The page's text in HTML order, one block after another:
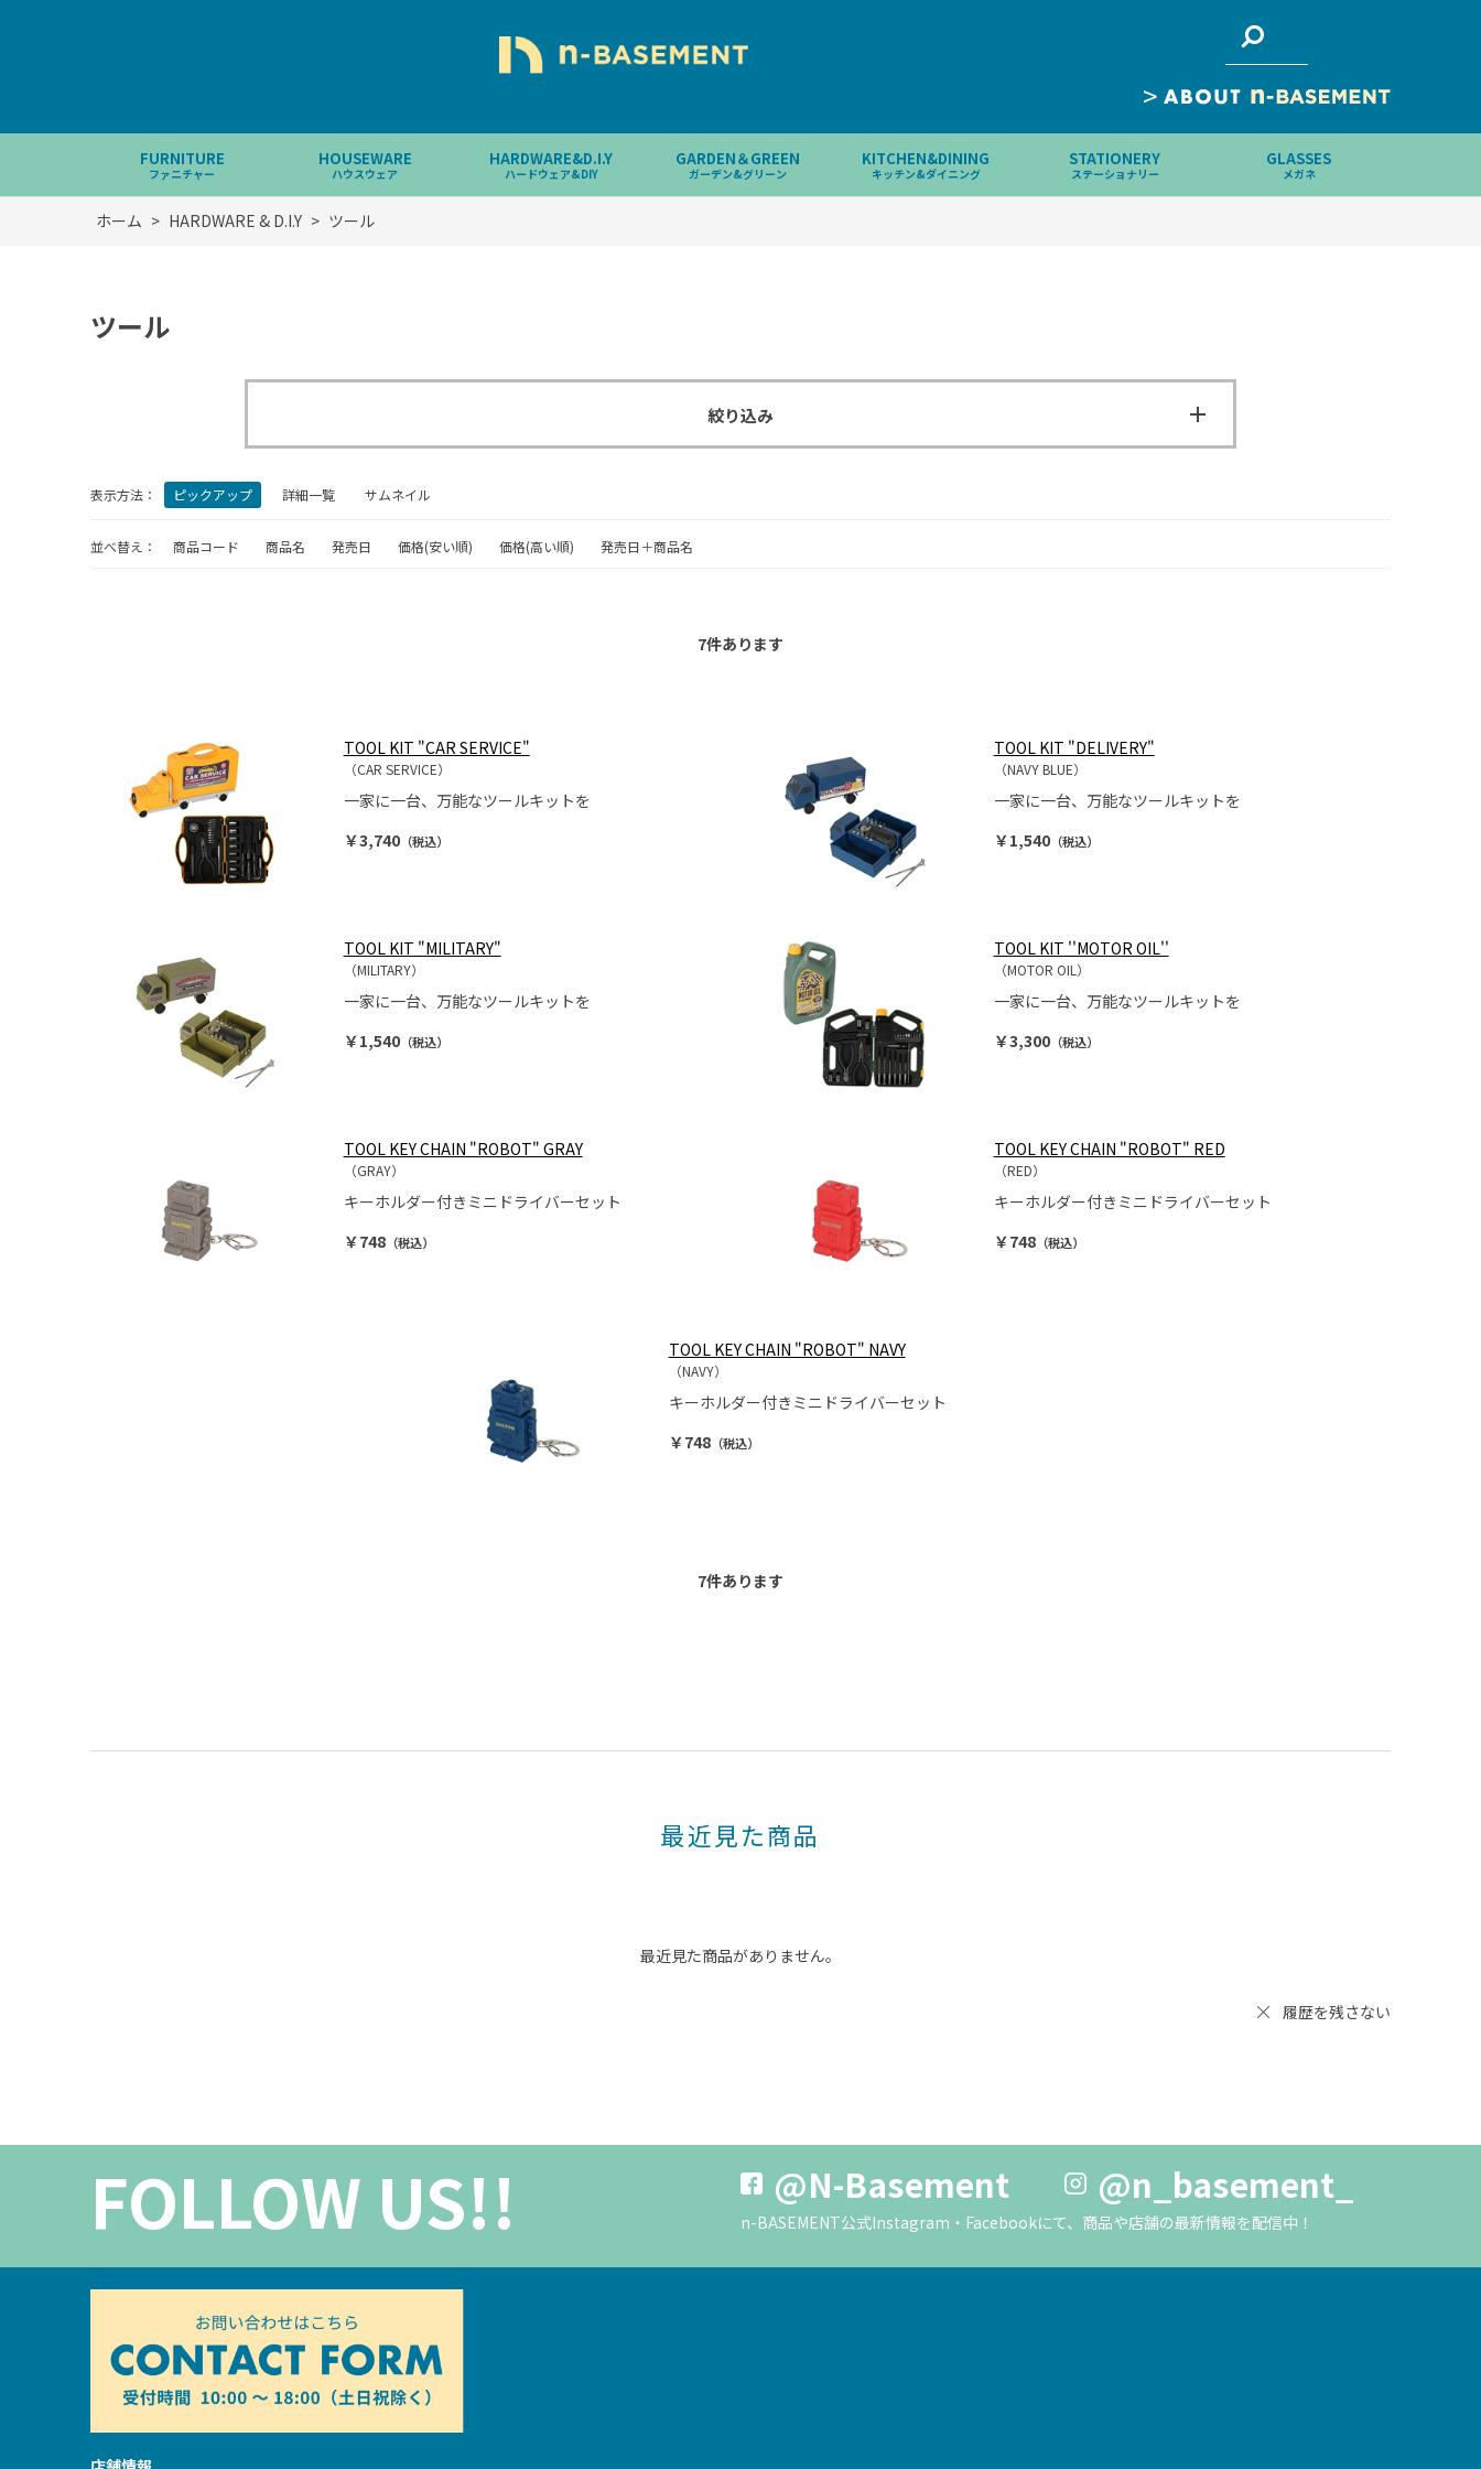
>
FURNITURE
ファニチャー
HOUSEWARE
ハウスウェア
HARDWARE&D.I.Y
ハードウェア&DIY
GARDEN＆GREEN
ガーデン&グリーン
KITCHEN&DINING
キッチン&ダイニング
STATIONERY
ステーショナリー
GLASSES
メガネ
ホーム > HARDWARE & D.I.Y > ツール
ツール
絞り込み
表示方法： ピックアップ 詳細一覧 サムネイル
並べ替え： 商品コード 商品名 発売日 価格(安い順) 価格(高い順) 発売日＋商品名
7件あります
TOOL KIT "CAR SERVICE"
（CAR SERVICE）
一家に一台、万能なツールキットを
￥3,740（税込）
TOOL KIT "DELIVERY"
（NAVY BLUE）
一家に一台、万能なツールキットを
￥1,540（税込）
TOOL KIT "MILITARY"
（MILITARY）
一家に一台、万能なツールキットを
￥1,540（税込）
TOOL KIT ''MOTOR OIL''
（MOTOR OIL）
一家に一台、万能なツールキットを
￥3,300（税込）
TOOL KEY CHAIN "ROBOT" GRAY
（GRAY）
キーホルダー付きミニドライバーセット
￥748（税込）
TOOL KEY CHAIN "ROBOT" RED
（RED）
キーホルダー付きミニドライバーセット
￥748（税込）
TOOL KEY CHAIN "ROBOT" NAVY
（NAVY）
キーホルダー付きミニドライバーセット
￥748（税込）
7件あります
最近見た商品
最近見た商品がありません。
履歴を残さない
FOLLOW US!! @N-Basement @n_basement_
n-BASEMENT公式Instagram・Facebookにて、商品や店舗の最新情報を配信中！